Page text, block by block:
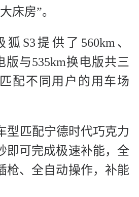
床房”。
S3提供了560km、
版与535km换电版共三
配不同用户的用车场
型匹配宁德时代巧克力
即可完成极速补能，全
枪、全自动操作，补能